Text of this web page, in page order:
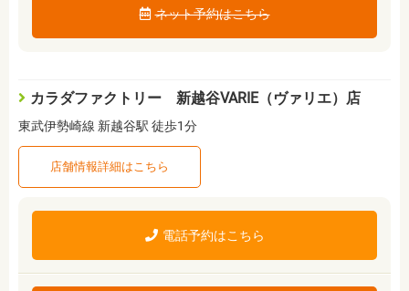
ネット予約はこちら
カラダファクトリー 新越谷VARIE（ヴァリエ）店
東武伊勢崎線 新越谷駅 徒歩1分
店舗情報詳細はこちら
電話予約はこちら